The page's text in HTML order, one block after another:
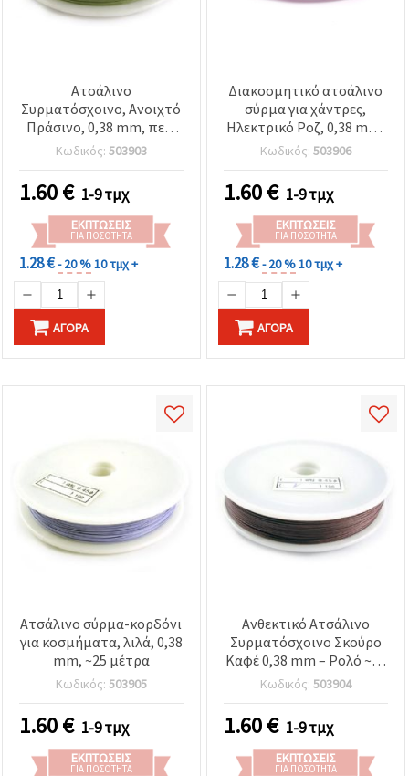
Ατσάλινο
Συρματόσχοινο, Ανοιχτό
Πράσινο, 0,38 mm, περ.
25 m
Κωδικός: 503903
1.60€ 1-9 τμχ
ΕΚΠΤΏΣΕΙΣ
ΓΙΑ ΠΟΣΌΤΗΤΑ
1.28 €- 20 %10 τμχ +
ΑΓΟΡΆ
Διακοσμητικό ατσάλινο
σύρμα για χάντρες,
Ηλεκτρικό Ροζ, 0,38 mm,
περίπου 25 m (ρολό)
Κωδικός: 503906
1.60€ 1-9 τμχ
ΕΚΠΤΏΣΕΙΣ
ΓΙΑ ΠΟΣΌΤΗΤΑ
1.28 €- 20 %10 τμχ +
ΑΓΟΡΆ
Ατσάλινο σύρμα-κορδόνι
για κοσμήματα, λιλά, 0,38
mm, ~25 μέτρα
Κωδικός: 503905
1.60€ 1-9 τμχ
ΕΚΠΤΏΣΕΙΣ
ΓΙΑ ΠΟΣΌΤΗΤΑ
Ανθεκτικό Ατσάλινο
Συρματόσχοινο Σκούρο
Καφέ 0,38 mm – Ρολό ~25
m για Ισχυρές &
Δημιουργικές
Χειροποίητες
Κατασκευές
Κοσμημάτων
Κωδικός: 503904
1.60€ 1-9 τμχ
ΕΚΠΤΏΣΕΙΣ
ΓΙΑ ΠΟΣΌΤΗΤΑ